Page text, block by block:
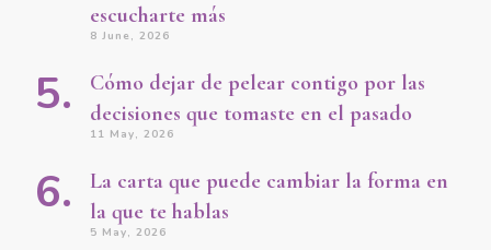
escucharte más
8 June, 2026
Cómo dejar de pelear contigo por las
decisiones que tomaste en el pasado
11 May, 2026
La carta que puede cambiar la forma en
la que te hablas
5 May, 2026